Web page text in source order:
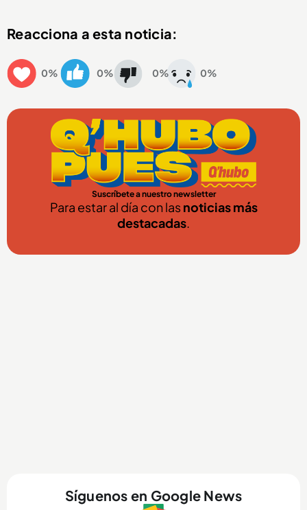
Reacciona a esta noticia:
0% 0% 0% 0%
Suscríbete a nuestro newsletter
Para estar al día con lasnoticias más
destacadas.
Síguenos en Google News